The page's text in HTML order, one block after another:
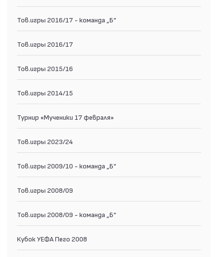
Тов.игры 2016/17 - команда „Б“
Тов.игры 2016/17
Тов.игры 2015/16
Тов.игры 2014/15
Турнир «Мученики 17 февраля»
Тов.игры 2023/24
Тов.игры 2009/10 - команда „Б“
Тов.игры 2008/09
Тов.игры 2008/09 - команда „Б“
Кубок УЕФА Пего 2008